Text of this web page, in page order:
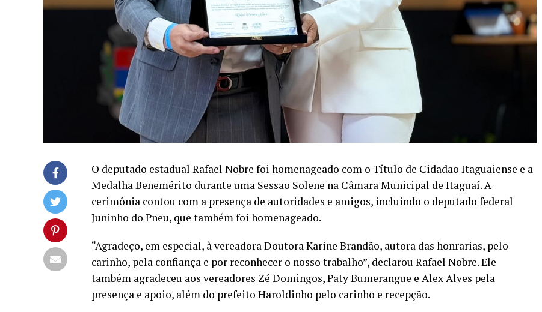
O deputado estadual Rafael Nobre foi homenageado com o Título de Cidadão Itaguaiense e a
Medalha Benemérito durante uma Sessão Solene na Câmara Municipal de Itaguaí. A
cerimônia contou com a presença de autoridades e amigos, incluindo o deputado federal
Juninho do Pneu, que também foi homenageado.
“Agradeço, em especial, à vereadora Doutora Karine Brandão, autora das honrarias, pelo
carinho, pela confiança e por reconhecer o nosso trabalho”, declarou Rafael Nobre. Ele
também agradeceu aos vereadores Zé Domingos, Paty Bumerangue e Alex Alves pela
presença e apoio, além do prefeito Haroldinho pelo carinho e recepção.